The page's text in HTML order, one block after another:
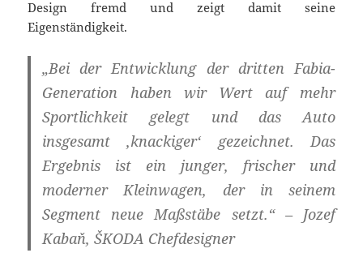
Design fremd und zeigt damit seine
Eigenständigkeit.
„Bei der Entwicklung der dritten Fabia-
Generation haben wir Wert auf mehr
Sportlichkeit gelegt und das Auto
insgesamt ‚knackiger‘ gezeichnet. Das
Ergebnis ist ein junger, frischer und
moderner Kleinwagen, der in seinem
Segment neue Maßstäbe setzt.“ – Jozef
Kabaň, ŠKODA Chefdesigner